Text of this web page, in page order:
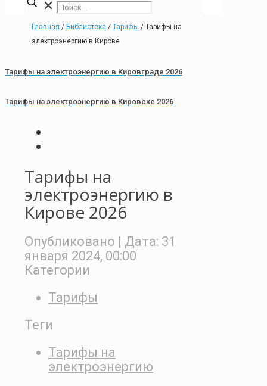
✕
Главная / Библиотека / Тарифы / Тарифы на
электроэнергию в Кирове
Тарифы на электроэнергию в Кировграде 2026
Тарифы на электроэнергию в Кировске 2026
Тарифы на
электроэнергию в
Кирове 2026
Опубликовано | Дата: 31
января 2024, 00:00
Категории
Тарифы
Теги
Тарифы на
электроэнергию